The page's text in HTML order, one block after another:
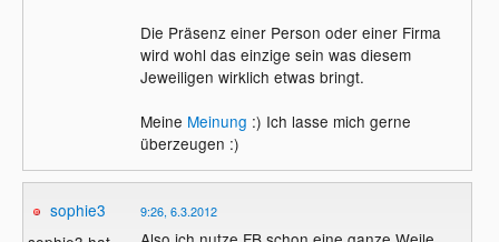
Die Präsenz einer Person oder einer Firma
wird wohl das einzige sein was diesem
Jeweiligen wirklich etwas bringt.
Meine Meinung :) Ich lasse mich gerne
überzeugen :)
sophie3
9:26, 6.3.2012